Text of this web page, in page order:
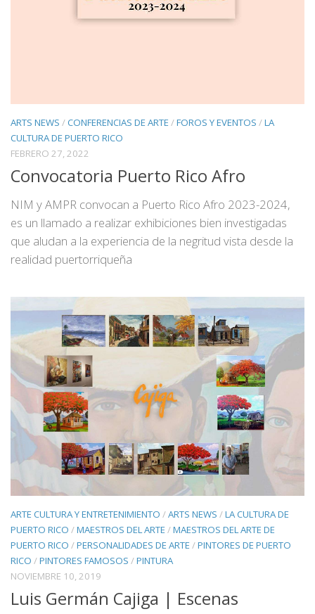
ARTS NEWS /CONFERENCIAS DE ARTE /FOROS Y EVENTOS /LA
CULTURA DE PUERTO RICO
FEBRERO 27, 2022
Convocatoria Puerto Rico Afro
NIM y AMPR convocan a Puerto Rico Afro 2023-2024,
es un llamado a realizar exhibiciones bien investigadas
que aludan a la experiencia de la negritud vista desde la
realidad puertorriqueña
ARTE CULTURA Y ENTRETENIMIENTO /ARTS NEWS /LA CULTURA DE
PUERTO RICO /MAESTROS DEL ARTE /MAESTROS DEL ARTE DE
PUERTO RICO /PERSONALIDADES DE ARTE /PINTORES DE PUERTO
RICO /PINTORES FAMOSOS /PINTURA
NOVIEMBRE 10, 2019
Luis Germán Cajiga | Escenas